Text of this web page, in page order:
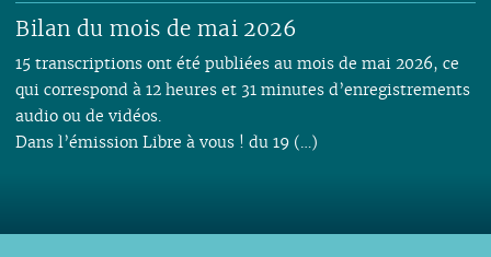
Bilan du mois de mai 2026
15 transcriptions ont été publiées au mois de mai 2026, ce
qui correspond à 12 heures et 31 minutes d’enregistrements
audio ou de vidéos.
Dans l’émission Libre à vous ! du 19 (…)